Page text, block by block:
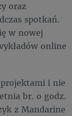
oraz
spotkań.
w nowej
online
projektami i nie
br. o godz.
z Mandarine